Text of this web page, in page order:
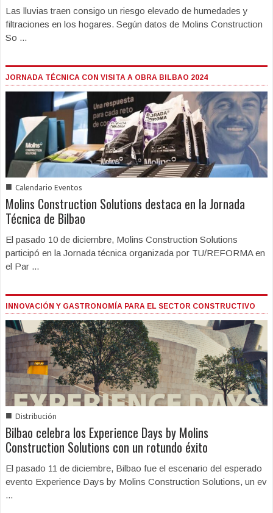
Las lluvias traen consigo un riesgo elevado de humedades y
filtraciones en los hogares. Según datos de Molins Construction
So ...
JORNADA TÉCNICA CON VISITA A OBRA BILBAO 2024
■ Calendario Eventos
Molins Construction Solutions destaca en la Jornada
Técnica de Bilbao
El pasado 10 de diciembre, Molins Construction Solutions
participó en la Jornada técnica organizada por TU/REFORMA en
el Par ...
INNOVACIÓN Y GASTRONOMÍA PARA EL SECTOR CONSTRUCTIVO
■ Distribución
Bilbao celebra los Experience Days by Molins
Construction Solutions con un rotundo éxito
El pasado 11 de diciembre, Bilbao fue el escenario del esperado
evento Experience Days by Molins Construction Solutions, un ev
...